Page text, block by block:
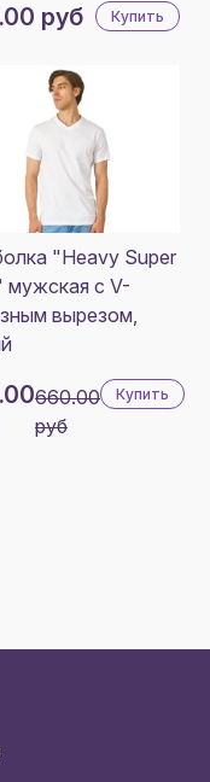
руб Купить
"Heavy Super
мужская с V-
вырезом,
660.00
руб
Купить